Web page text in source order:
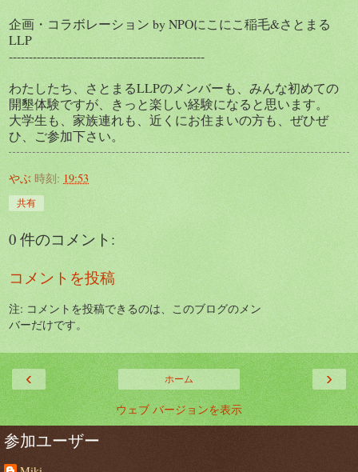
企画・コラボレーション by NPOにこにこ稲毛&さとまる
LLP
-------------------------------------------------
わたしたち、さとまるLLPのメンバーも、みんな初めての
開墾体験ですが、きっと楽しい経験になると思います。
大学生も、家族連れも、近くにお住まいの方も、ぜひぜ
ひ、ご参加下さい。
やぶ 時刻: 19:53
共有
0 件のコメント:
コメントを投稿
注: コメントを投稿できるのは、このブログのメン
バーだけです。
‹ ›
ホーム
ウェブ バージョンを表示
参加ユーザー